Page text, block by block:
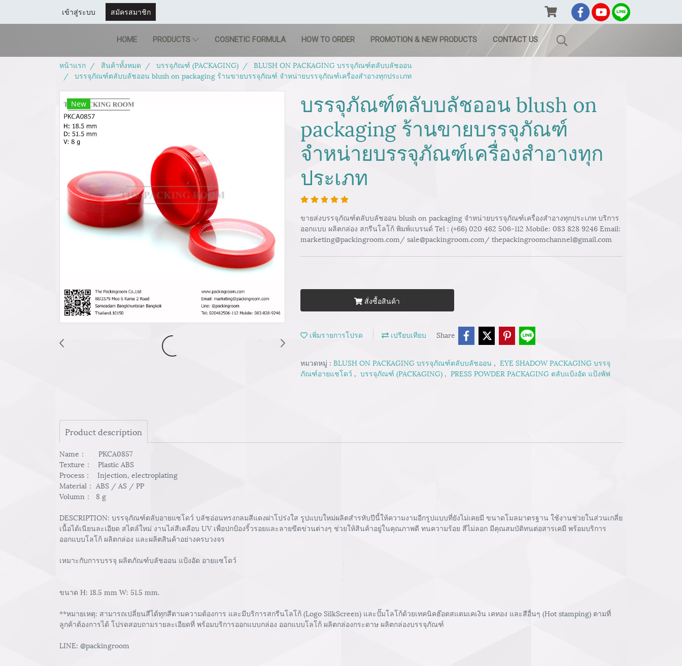
เข้าสู่ระบบ สมัครสมาชิก
HOME PRODUCTS COSNETIC FORMULA HOW TO ORDER PROMOTION & NEW PRODUCTS CONTACT US
หน้าแรก สินค้าทั้งหมด บรรจุภัณฑ์ (PACKAGING)
BLUSH ON PACKAGING บรรจุภัณฑ์ตลับบลัชออน
บรรจุภัณฑ์ตลับบลัชออน blush on packaging ร้านขายบรรจุภัณฑ์ จำหน่ายบรรจุภัณฑ์เครื่องสำอางทุกประเภท
New
บรรจุภัณฑ์ตลับบลัชออน blush on
packaging ร้านขายบรรจุภัณฑ์
จำหน่ายบรรจุภัณฑ์เครื่องสำอางทุก
ประเภท
ขายส่งบรรจุภัณฑ์ตลับบลัชออน blush on packaging จำหน่ายบรรจุภัณฑ์เครื่องสำอางทุกประเภท บริการ
ออกแบบ ผลิตกล่อง สกรีนโลโก้ พิมพ์แบรนด์ Tel : (+66) 020 462 506-112 Mobile: 083 828 9246 Email:
marketing@packingroom.com/ sale@packingroom.com/ thepackingroomchannel@gmail.com
สั่งซื้อสินค้า
เพิ่มรายการโปรด เปรียบเทียบ Share
หมวดหมู่ : BLUSH ON PACKAGING บรรจุภัณฑ์ตลับบลัชออน , EYE SHADOW PACKAGING บรรจุ
ภัณฑ์อายแชโดว์ , บรรจุภัณฑ์ (PACKAGING) , PRESS POWDER PACKAGING ตลับแป้งอัด แป้งพัฟ
Product description
Name： PKCA0857
Texture： Plastic ABS
Process： Injection, electroplating
Material： ABS / AS / PP
Volumn： 8 g
DESCRIPTION: บรรจุภัณฑ์ตลับอายแซโดว์ บลัชอ่อนทรงกลมสีแดงฝาโปร่งใส รูปแบบใหม่ผลิตสำรหับปีนี้ให้ความงามอีกรูปแบบที่ยังไม่เคยมี ขนาดโมลมาตรฐาน ใช้งานช่วยในส่วนเกลี่ย
เนื้อได้เนียนละเอียด สไตล์ใหม่ งานไล่สีเคลือบ UV เพื่อปกป้องริ้วรอยและลายขีดข่วนต่างๆ ช่วยให้สินค้าอยู่ในคุณภาพดี ทนความร้อย สีไม่ลอก มีคุณสมบัติทนต่อสารเคมี พร้อมบริการ
ออกแบบโลโก้ ผลิตกล่อง และผลิตสินค้าอย่างครบวงจร
เหมาะกับการบรรจุ ผลิตภัณฑ์บลัชออน แป้งอัด อายแซโดว์
ขนาด H: 18.5 mm W: 51.5 mm.
**หมายเหตุ: สามารถเปลี่ยนสีได้ทุกสีตามความต้องการ และมีบริการสกรีนโลโก้ (Logo SilkScreen) และปั๊มโลโก้ด้วยเทคนิคฮ๊อตสแตมเคเงิน เคทอง และสีอื่นๆ (Hot stamping) ตามที่
ลูกค้าต้องการได้ โปรดสอบถามรายละเอียดที่ พร้อมบริการออกแบบกล่อง ออกแบบโลโก้ ผลิตกล่องกระดาษ ผลิตกล่องบรรจุภัณฑ์
LINE: @packingroom